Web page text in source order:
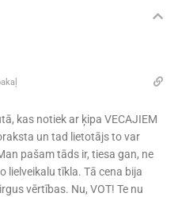
kas notiek ar ķipa VECAJIEM
un tad lietotājs to var
pašam tāds ir, tiesa gan, ne
lielveikalu tīkla. Tā cena bija
vērtības. Nu, VOT! Te nu